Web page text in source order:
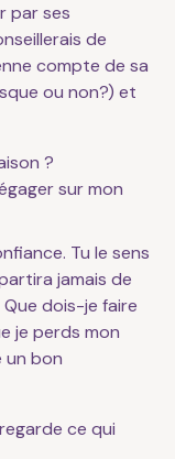
par ses
de
compte de sa
ou non?) et
?
sur mon
Tu le sens
jamais de
dois-je faire
je perds mon
un bon
ce qui